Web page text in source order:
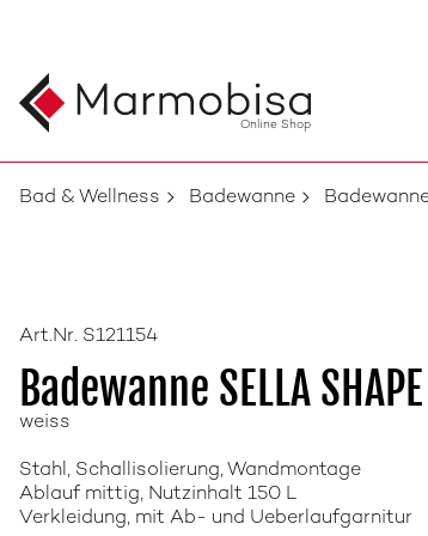
Online Shop
Bad & Wellness Badewanne
Art.Nr. S121154
Badewanne SELLA
weiss
Stahl, Schallisolierung, Wandmontage
Ablauf mittig, Nutzinhalt 150 L
Verkleidung, mit Ab- und Ueberlaufgarnitur